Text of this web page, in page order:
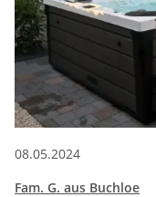
08.05.2024
Fam. G. aus Buchloe